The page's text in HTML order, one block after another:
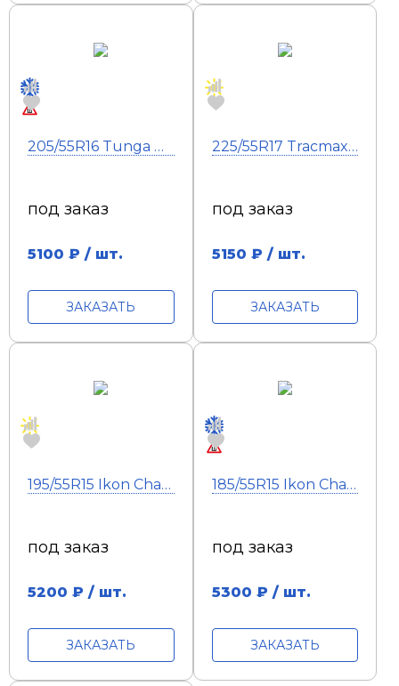
205/55R16 Tunga Nordway 2 PW-5 94Q TL шип
под заказ
5100 ₽ / шт.
ЗАКАЗАТЬ
225/55R17 Tracmax X-Privilo TX3 HP 101W
под заказ
5150 ₽ / шт.
ЗАКАЗАТЬ
195/55R15 Ikon Character Eco XL 89H
под заказ
5200 ₽ / шт.
ЗАКАЗАТЬ
185/55R15 Ikon Character Ice 5 86T шип
под заказ
5300 ₽ / шт.
ЗАКАЗАТЬ